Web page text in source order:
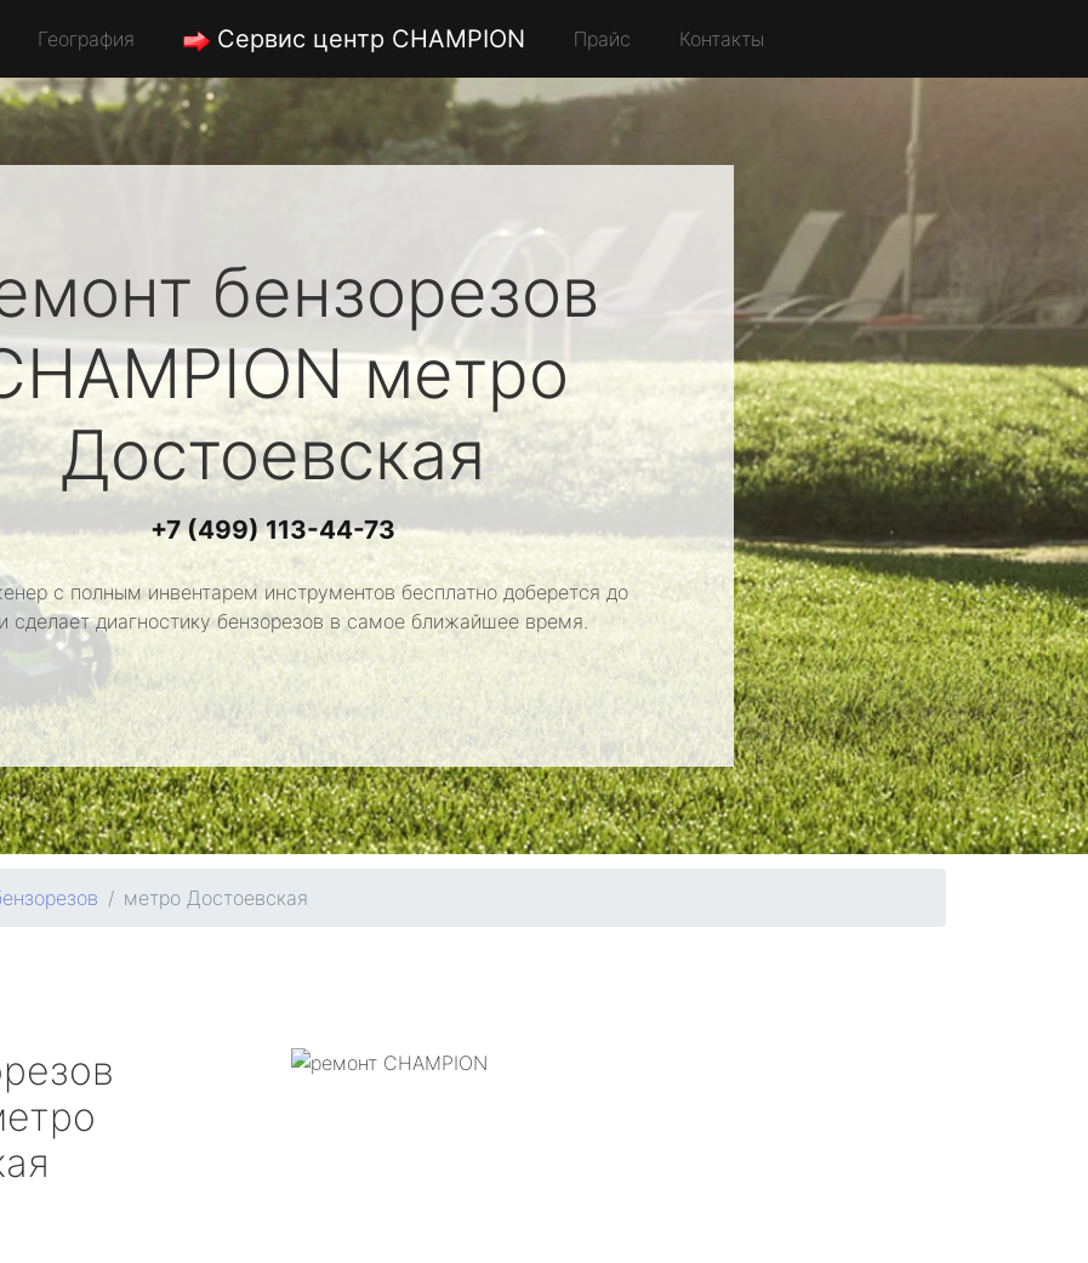
География Сервис центр CHAMPION Прайс Контакты
бензорезов
метро
Достоевская
+7 (499) 113-44-73
с полным инвентарем инструментов бесплатно доберется до
сделает диагностику бензорезов в самое ближайшее время.
метро Достоевская